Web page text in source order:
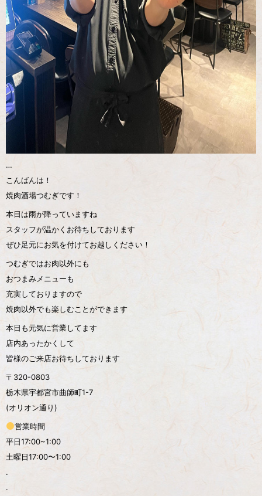
…
こんばんは！
焼肉酒場つむぎです！
本日は雨が降っていますね️
スタッフが温かくお待ちしております
ぜひ足元にお気を付けてお越しください！
つむぎではお肉以外にも
おつまみメニューも
充実しておりますので
焼肉以外でも楽しむことができます
本日も元気に営業してます️
店内あったかくして
皆様のご来店お待ちしております
〒320-0803
栃木県宇都宮市曲師町1-7
(オリオン通り)
営業時間
平日17:00~1:00
土曜日17:00〜1:00
.
.